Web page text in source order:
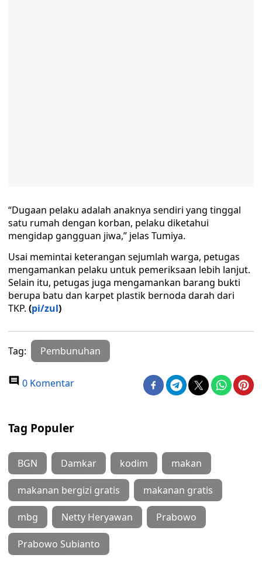
“Dugaan pelaku adalah anaknya sendiri yang tinggal
satu rumah dengan korban, pelaku diketahui
mengidap gangguan jiwa,” jelas Tumiya.
Usai memintai keterangan sejumlah warga, petugas
mengamankan pelaku untuk pemeriksaan lebih lanjut.
Selain itu, petugas juga mengamankan barang bukti
berupa batu dan karpet plastik bernoda darah dari
TKP. (pi/zul)
Tag: Pembunuhan
0 Komentar
Tag Populer
BGN Damkar kodim makan
makanan bergizi gratis makanan gratis
mbg Netty Heryawan Prabowo
Prabowo Subianto